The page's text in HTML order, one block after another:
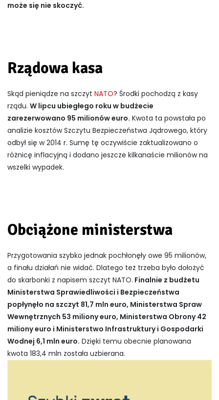
może się nie skoczyć.
Rządowa kasa
Skąd pieniądze na szczyt NATO? Środki pochodzą z kasy
rządu. W lipcu ubiegłego roku w budżecie
zarezerwowano 95 milionów euro. Kwota ta powstała po
analizie kosztów Szczytu Bezpieczeństwa Jądrowego, który
odbył się w 2014 r. Sumę tę oczywiście zaktualizowano o
różnicę inflacyjną i dodano jeszcze kilkanaście milionów na
wszelki wypadek.
Obciążone ministerstwa
Przygotowania szybko jednak pochłonęły owe 95 milionów,
a finału działań nie widać. Dlatego też trzeba było dołożyć
do skarbonki z napisem szczyt NATO. Finalnie z budżetu
Ministerstwa Sprawiedliwości i Bezpieczeństwa
popłynęło na szczyt 81,7 mln euro, Ministerstwa Spraw
Wewnętrznych 53 miliony euro, Ministerstwa Obrony 42
miliony euro i Ministerstwo Infrastruktury i Gospodarki
Wodnej 6,1 mln euro. Dzięki temu obecnie planowana
kwota 183,4 mln została uzbierana.